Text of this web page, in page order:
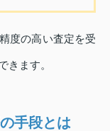
度の高い査定を受
きます。
手段とは